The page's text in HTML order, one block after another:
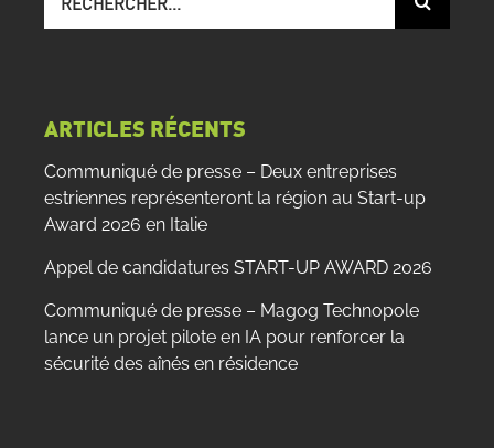
sur
ARTICLES RÉCENTS
Communiqué de presse – Deux entreprises
estriennes représenteront la région au Start-up
Award 2026 en Italie
Appel de candidatures START-UP AWARD 2026
Communiqué de presse – Magog Technopole
lance un projet pilote en IA pour renforcer la
sécurité des aînés en résidence